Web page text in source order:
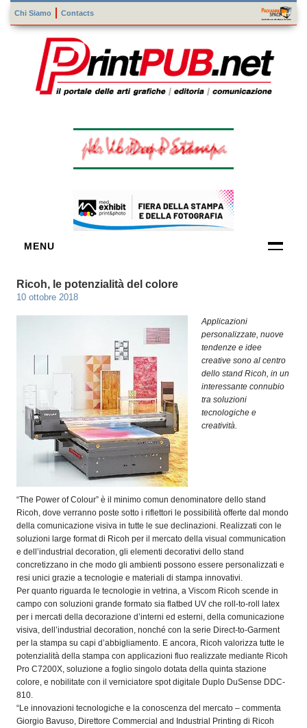
Chi Siamo Contacts
MENU
DI TECNOLOGIE
ENTI E
ASSOCIAZIONI
ZOOM
TEMATICI
EVENTI
VIDEO
Ricoh, le potenzialità del colore
10 ottobre 2018
Applicazioni
personalizzate, nuove
tendenze e idee
creative sono al centro
dello stand Ricoh, in un
interessante connubio
tra soluzioni
tecnologiche e
creatività.
“The Power of Colour” è il minimo comun denominatore dello stand
Ricoh, dove verranno poste sotto i riflettori le possibilità offerte dal mondo
della comunicazione visiva in tutte le sue declinazioni. Realizzati con le
soluzioni large format di Ricoh per il mercato della visual communication
e dell’industrial decoration, gli elementi decorativi dello stand
concretizzano in che modo gli ambienti possono essere personalizzati e
resi unici grazie a tecnologie e materiali di stampa innovativi.
Per quanto riguarda le tecnologie in vetrina, a Viscom Ricoh scende in
campo con soluzioni grande formato sia flatbed UV che roll-to-roll latex
per i mercati della decorazione d’interni ed esterni, della comunicazione
visiva, dell’industrial decoration, nonché con la serie Direct-to-Garment
per la stampa su capi d’abbigliamento. E ancora, Ricoh valorizza tutte le
potenzialità della stampa con applicazioni fluo realizzate mediante Ricoh
Pro C7200X, soluzione a foglio singolo dotata della quinta stazione
colore, e nobilitate con il verniciatore spot digitale Duplo DuSense DDC-
810.
“Le innovazioni tecnologiche e la conoscenza del mercato – commenta
Giorgio Bavuso, Direttore Commercial and Industrial Printing di Ricoh